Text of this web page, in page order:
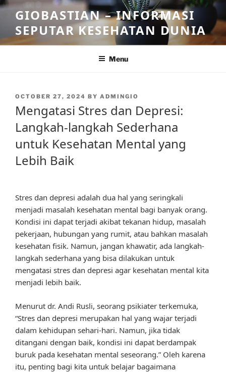
Skip
content
GIOBASTIAN – INFORMASI
SEPUTAR KESEHATAN DUNIA
Menu
POSTED
OCTOBER 27, 2024 BY ADMINGIO
Mengatasi Stres dan Depresi:
Langkah-langkah Sederhana
untuk Kesehatan Mental yang
Lebih Baik
Stres dan depresi adalah dua hal yang seringkali
menjadi masalah kesehatan mental bagi banyak orang.
Kondisi ini dapat terjadi akibat tekanan hidup, masalah
pekerjaan, hubungan yang rumit, atau bahkan masalah
kesehatan fisik. Namun, jangan khawatir, ada langkah-
langkah sederhana yang bisa dilakukan untuk
mengatasi stres dan depresi agar kesehatan mental kita
menjadi lebih baik.
Menurut dr. Andi Rusli, seorang psikiater terkemuka,
“Stres dan depresi merupakan hal yang wajar terjadi
dalam kehidupan sehari-hari. Namun, jika tidak
ditangani dengan baik, kondisi ini dapat berdampak
buruk pada kesehatan mental seseorang.” Oleh karena
itu, penting bagi kita untuk belajar bagaimana